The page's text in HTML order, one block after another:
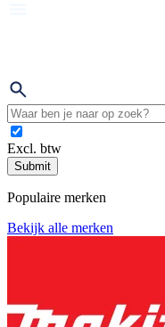
Excl. btw
Submit
Populaire merken
Bekijk alle merken